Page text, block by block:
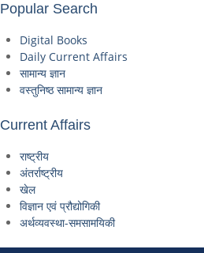
Popular Search
Digital Books
Daily Current Affairs
सामान्य ज्ञान
वस्तुनिष्ठ सामान्य ज्ञान
Current Affairs
राष्ट्रीय
अंतर्राष्ट्रीय
खेल
विज्ञान एवं प्रौद्योगिकी
अर्थव्यवस्था-समसामयिकी